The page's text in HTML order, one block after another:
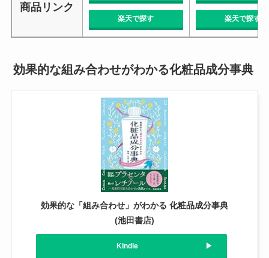
商品リンク
楽天で探す 楽天で探す
効果的な組み合わせがわかる化粧品成分事典
効果的な「組み合わせ」がわかる 化粧品成分事典
(池田書店)
Kindle